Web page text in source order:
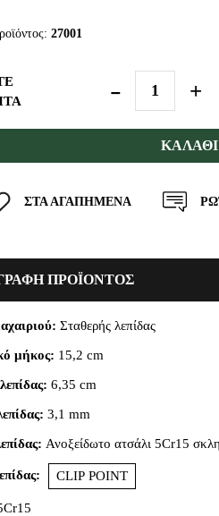
27001
ΚΑΛΆΘΙ
ΣΤΑ ΑΓΑΠΗΜΕΝΑ
ΠΡΟΪΟΝΤΟΣ
Σταθερής λεπίδας
μήκος: 15,2 cm
6,35 cm
3,1 mm
Ανοξείδωτο ατσάλι 5Cr15
CLIP POINT